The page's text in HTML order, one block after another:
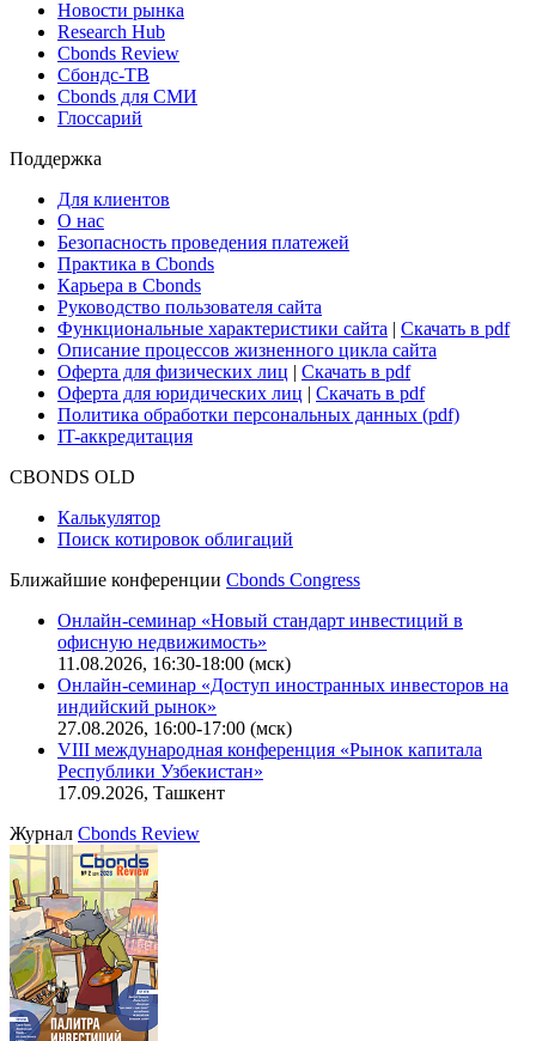
Поиск ETF & Funds
Новости и Аналитика
Новости рынка
Research Hub
Сбондс-ТВ
Глоссарий
Поддержка
Для клиентов
О нас
Безопасность проведения платежей
Практика в Cbonds
Карьера в Cbonds
Руководство пользователя сайта
Функциональные характеристики сайта|Скачать в pdf
Описание процессов жизненного цикла сайта
Оферта для юридических лиц
IT-аккредитация
Поиск котировок облигаций
Ближайшие конференцииCbonds Congress
Онлайн-семинар «Новый стандарт инвестиций в
офисную недвижимость»
11.08.2026, 16:30-18:00 (мск)
Онлайн-семинар «Доступ иностранных инвесторов на
индийский рынок»
VIII международная конференция «Рынок капитала
Республики Узбекистан»
17.09.2026, Ташкент
ЖурналCbonds Review